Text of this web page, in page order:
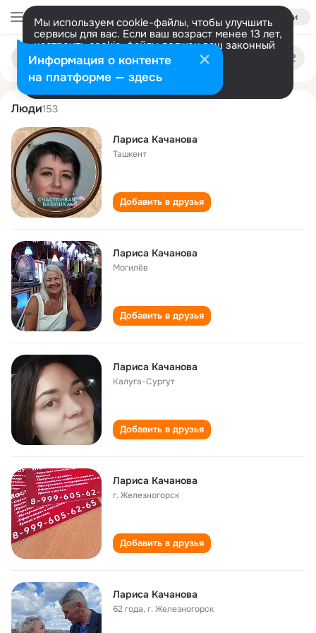
Войти
Мы используем cookie-файлы, чтобы улучшить
сервисы для вас. Если ваш возраст менее 13 лет,
настроить cookie-файлы должен ваш законный
представитель. Больше информации
Разрешить все Настроить
Поиск
людям
larisa kachanova
Люди153
Лариса Качанова
Ташкент
Добавить в друзья
Лариса Качанова
Могилёв
Добавить в друзья
Лариса Качанова
Калуга-Сургут
Добавить в друзья
Лариса Качанова
г. Железногорск
Добавить в друзья
Лариса Качанова
62 года,г. Железногорск
Информация о контенте
на платформе — здесь